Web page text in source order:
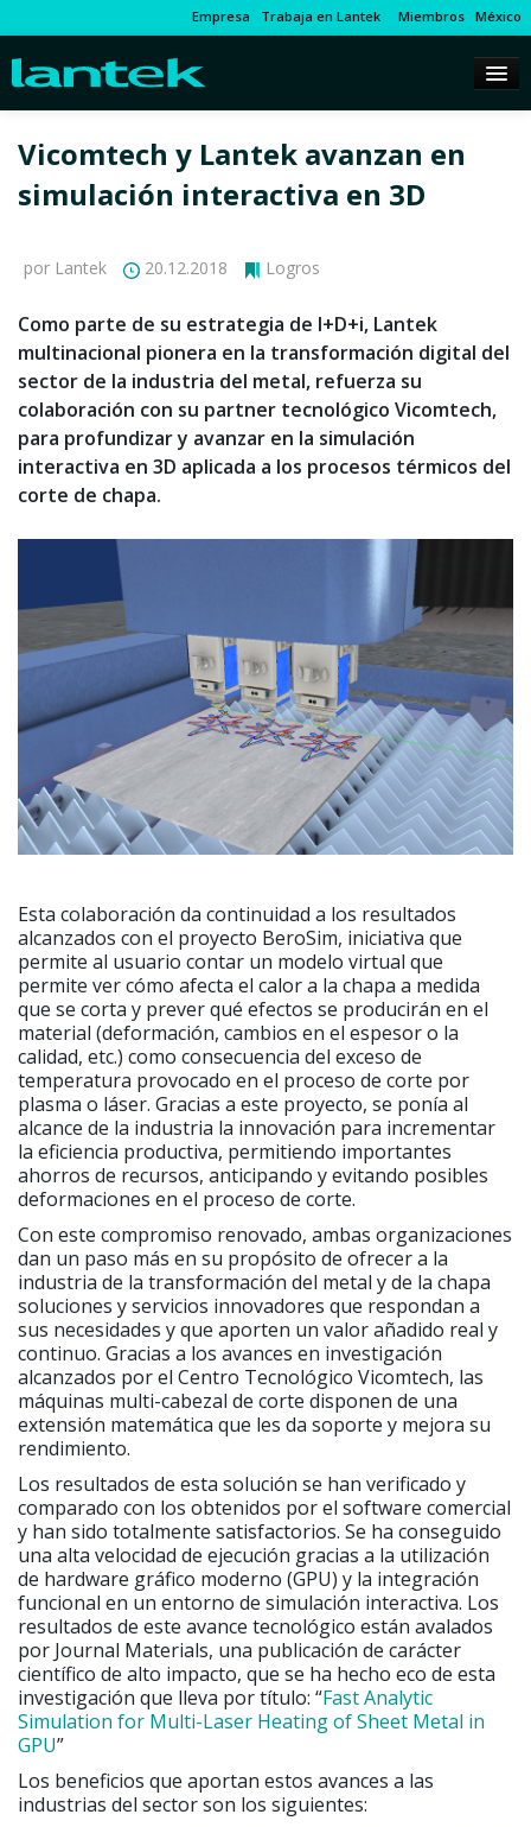
Empresa Trabaja en Lantek Miembros México
Vicomtech y Lantek avanzan en
simulación interactiva en 3D
por Lantek 20.12.2018 Logros
Como parte de su estrategia de I+D+i, Lantek
multinacional pionera en la transformación digital del
sector de la industria del metal, refuerza su
colaboración con su partner tecnológico Vicomtech,
para profundizar y avanzar en la simulación
interactiva en 3D aplicada a los procesos térmicos del
corte de chapa.
Esta colaboración da continuidad a los resultados
alcanzados con el proyecto BeroSim, iniciativa que
permite al usuario contar un modelo virtual que
permite ver cómo afecta el calor a la chapa a medida
que se corta y prever qué efectos se producirán en el
material (deformación, cambios en el espesor o la
calidad, etc.) como consecuencia del exceso de
temperatura provocado en el proceso de corte por
plasma o láser. Gracias a este proyecto, se ponía al
alcance de la industria la innovación para incrementar
la eficiencia productiva, permitiendo importantes
ahorros de recursos, anticipando y evitando posibles
deformaciones en el proceso de corte.
Con este compromiso renovado, ambas organizaciones
dan un paso más en su propósito de ofrecer a la
industria de la transformación del metal y de la chapa
soluciones y servicios innovadores que respondan a
sus necesidades y que aporten un valor añadido real y
continuo. Gracias a los avances en investigación
alcanzados por el Centro Tecnológico Vicomtech, las
máquinas multi-cabezal de corte disponen de una
extensión matemática que les da soporte y mejora su
rendimiento.
Los resultados de esta solución se han verificado y
comparado con los obtenidos por el software comercial
y han sido totalmente satisfactorios. Se ha conseguido
una alta velocidad de ejecución gracias a la utilización
de hardware gráfico moderno (GPU) y la integración
funcional en un entorno de simulación interactiva. Los
resultados de este avance tecnológico están avalados
por Journal Materials, una publicación de carácter
científico de alto impacto, que se ha hecho eco de esta
investigación que lleva por título: “Fast Analytic
Simulation for Multi-Laser Heating of Sheet Metal in
GPU”
Los beneficios que aportan estos avances a las
industrias del sector son los siguientes: